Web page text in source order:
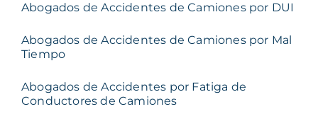
Abogados de Accidentes de Camiones por DUI
Abogados de Accidentes de Camiones por Mal
Tiempo
Abogados de Accidentes por Fatiga de
Conductores de Camiones